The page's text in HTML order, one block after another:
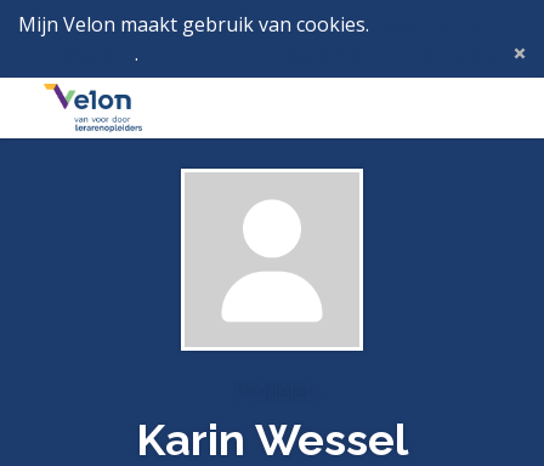
Mijn Velon maakt gebruik van cookies.
.
Menu
Karin Wessel